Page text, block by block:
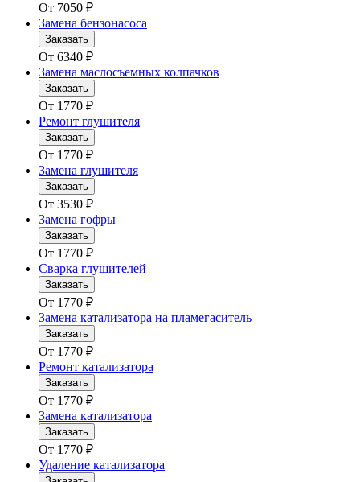
От 7050 ₽
Замена бензонасоса
Заказать
От 6340 ₽
Замена маслосъемных колпачков
Заказать
От 1770 ₽
Ремонт глушителя
Заказать
От 1770 ₽
Замена глушителя
Заказать
От 3530 ₽
Замена гофры
Заказать
От 1770 ₽
Сварка глушителей
Заказать
От 1770 ₽
Замена катализатора на пламегаситель
Заказать
От 1770 ₽
Ремонт катализатора
Заказать
От 1770 ₽
Замена катализатора
Заказать
От 1770 ₽
Удаление катализатора